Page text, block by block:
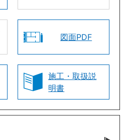
図面PDF
施工・取扱説
明書